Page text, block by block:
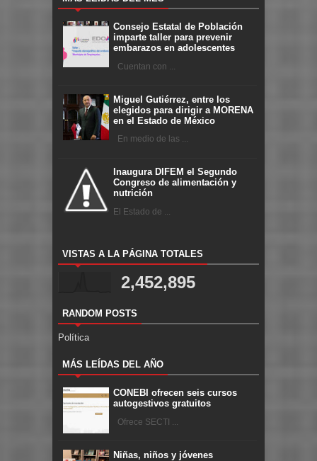
Consejo Estatal de Población
imparte taller para prevenir
embarazos en adolescentes
Cuentan con ...
Miguel Gutiérrez, entre los
elegidos para dirigir a MORENA
en el Estado de México
En medio de las ...
Inaugura DIFEM el Segundo
Congreso de alimentación y
nutrición
El Estado de ...
VISTAS A LA PÁGINA TOTALES
2,452,895
RANDOM POSTS
Política
MÁS LEÍDAS DEL AÑO
CONEBI ofrecen seis cursos
autogestivos gratuitos
Ofrece SECTI ...
Niñas, niños y jóvenes